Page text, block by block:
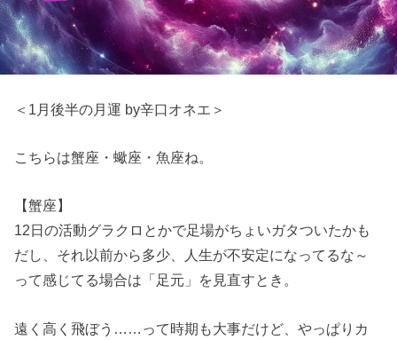
＜1月後半の月運 by辛口オネエ＞
こちらは蟹座・蠍座・魚座ね。
【蟹座】
12日の活動グラクロとかで足場がちょいガタついたかも
だし、それ以前から多少、人生が不安定になってるな～
って感じてる場合は「足元」を見直すとき。
遠く高く飛ぼう……って時期も大事だけど、やっぱりカ